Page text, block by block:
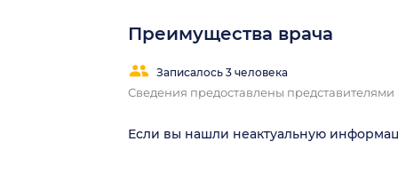
Преимущества врача
Записалось 3 человека
Сведения предоставлены представителями
Если вы нашли неактуальную